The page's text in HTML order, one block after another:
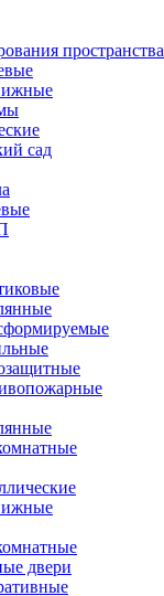
пространства
сад
двери